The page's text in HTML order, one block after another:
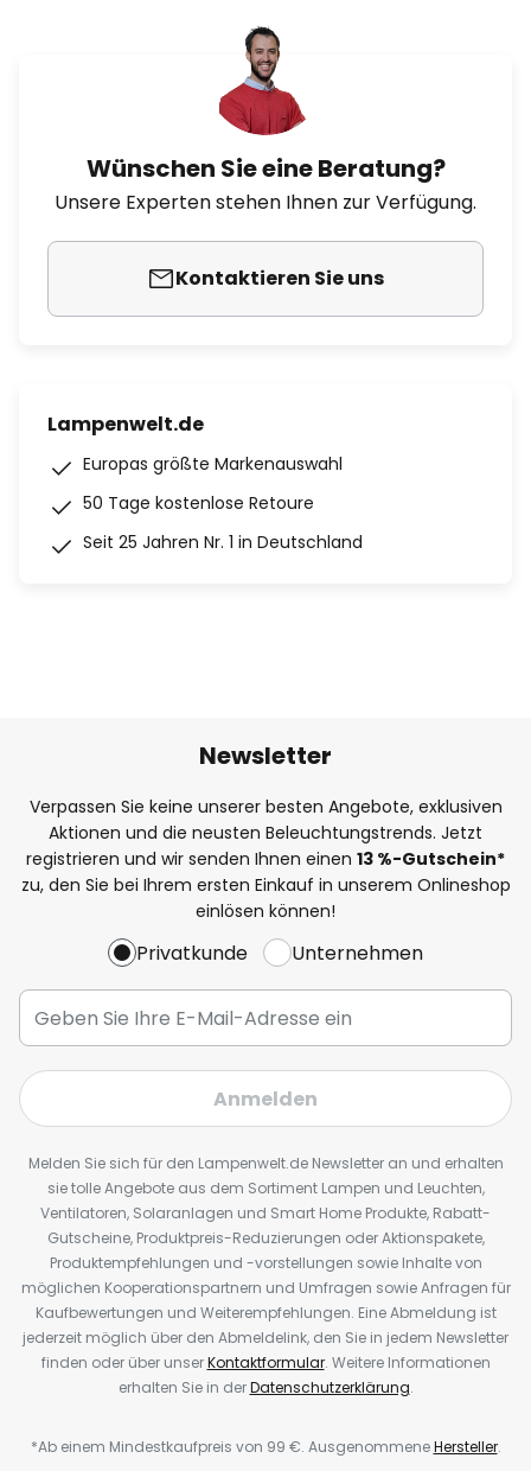
Wünschen Sie eine Beratung?
Unsere Experten stehen Ihnen zur Verfügung.
Kontaktieren Sie uns
Lampenwelt.de
Europas größte Markenauswahl
50 Tage kostenlose Retoure
Seit 25 Jahren Nr. 1 in Deutschland
Newsletter
Verpassen Sie keine unserer besten Angebote, exklusiven
Aktionen und die neusten Beleuchtungstrends. Jetzt
registrieren und wir senden Ihnen einen 13 %-Gutschein*
zu, den Sie bei Ihrem ersten Einkauf in unserem Onlineshop
einlösen können!
Privatkunde Unternehmen
Anmelden
Melden Sie sich für den Lampenwelt.de Newsletter an und erhalten
sie tolle Angebote aus dem Sortiment Lampen und Leuchten,
Ventilatoren, Solaranlagen und Smart Home Produkte, Rabatt-
Gutscheine, Produktpreis-Reduzierungen oder Aktionspakete,
Produktempfehlungen und -vorstellungen sowie Inhalte von
möglichen Kooperationspartnern und Umfragen sowie Anfragen für
Kaufbewertungen und Weiterempfehlungen. Eine Abmeldung ist
jederzeit möglich über den Abmeldelink, den Sie in jedem Newsletter
finden oder über unserKontaktformular. Weitere Informationen
erhalten Sie in derDatenschutzerklärung.
*Ab einem Mindestkaufpreis von 99 €. AusgenommeneHersteller.